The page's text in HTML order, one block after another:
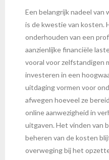
Een belangrijk nadeel
is de kwestie van kosten.
onderhouden van een
aanzienlijke financiële
vooral voor
investeren in een
uitdaging vormen voor
afwegen hoeveel ze
online aanwezigheid in
uitgaven. Het vinden van
beheren van de kosten
overweging bij het